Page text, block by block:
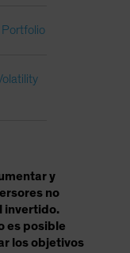
Portfolio
y
no
invertido.
es posible
los objetivos